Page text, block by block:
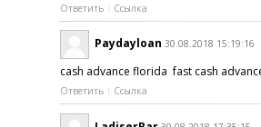
Ответить Ссылка
Paydayloan 30.08.2018 15:19:16
cash advance florida fast cash
Ответить Ссылка